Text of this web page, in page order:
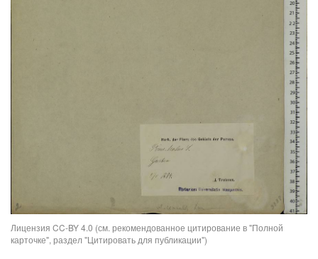
Лицензия CC-BY 4.0 (см. рекомендованное цитирование в "Полной
карточке", раздел "Цитировать для публикации")